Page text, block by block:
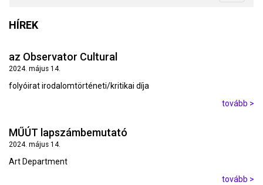
HÍREK
az Observator Cultural
2024. május 14.
folyóirat irodalomtörténeti/kritikai díja
tovább >
MŰÚT lapszámbemutató
2024. május 14.
Art Department
tovább >